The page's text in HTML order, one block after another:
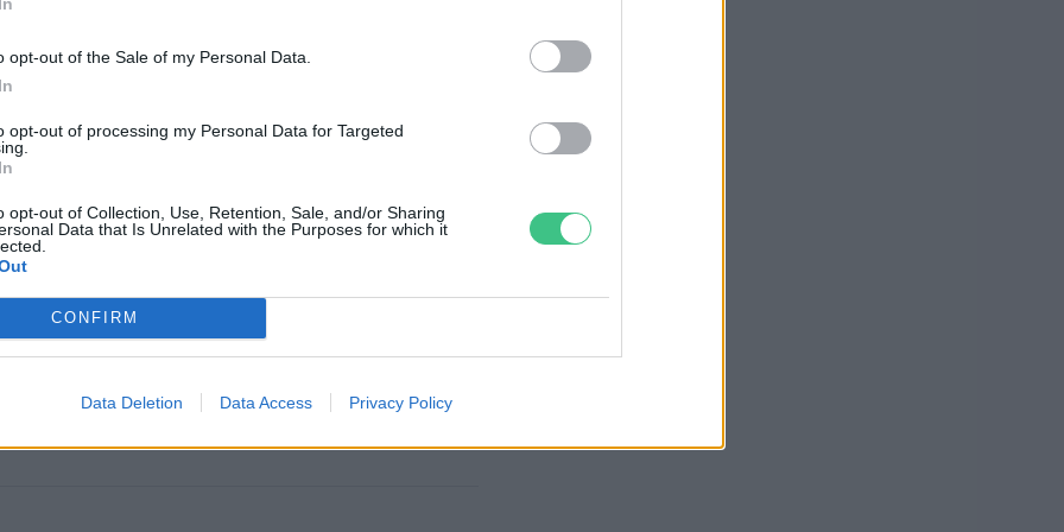
opt-out of the Sale of my Personal Data.
opt-out of processing my Personal Data for Targeted
opt-out of Collection, Use, Retention, Sale, and/or Sharing
Data that Is Unrelated with the Purposes for which it
CONFIRM
Data Deletion Data Access Privacy Policy
természetes és emberi szelekció útján
elvetésével fenntarthatjuk a
kultúrnövényeket, a hazai
egyúttal az alkalmazkodás kulcsát
a legfontosabb teendők